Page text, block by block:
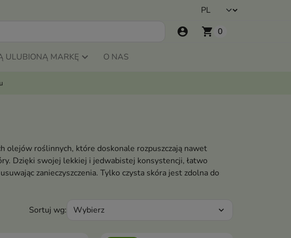
account_circle shopping_cart 0
ULUBIONĄ MARKĘ O NAS
olejów roślinnych, które doskonale rozpuszczają nawet
Dzięki swojej lekkiej i jedwabistej konsystencji, łatwo
zanieczyszczenia. Tylko czysta skóra jest zdolna do
Sortuj wg: Wybierz expand_more